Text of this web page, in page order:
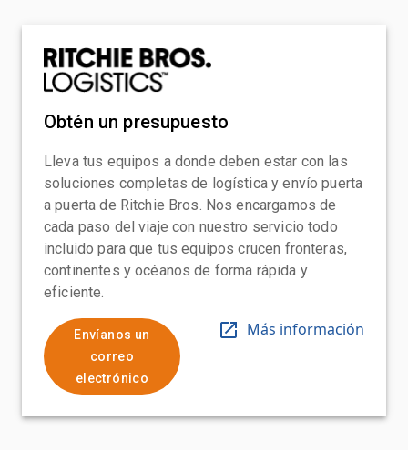
Obtén un presupuesto
Lleva tus equipos a donde deben estar con las
soluciones completas de logística y envío puerta
a puerta de Ritchie Bros. Nos encargamos de
cada paso del viaje con nuestro servicio todo
incluido para que tus equipos crucen fronteras,
continentes y océanos de forma rápida y
eficiente.
Envíanos un
correo
electrónico
Más información